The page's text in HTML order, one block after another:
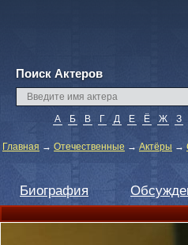
Поиск Актеров
А Б В Г Д Е Ё Ж З
Главная → Отечественные → Актёры →
Биография